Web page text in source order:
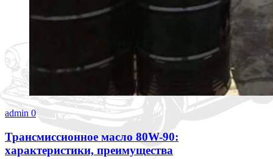
admin 0
Трансмиссионное масло 80W-90:
характеристики, преимущества